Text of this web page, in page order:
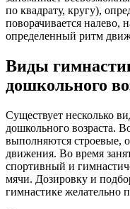
по квадрату, кругу),
поворачивается налево,
определенный ритм
Виды
дошкольного
Существует несколько
дошкольного возраста.
выполняются строевые,
движения. Во время
спортивный и
мячи. Дозировку и
гимнастике желательно